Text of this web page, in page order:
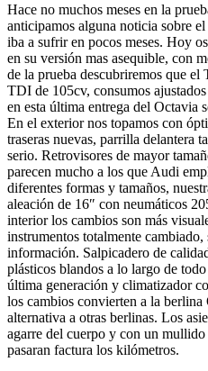
Hace no muchos meses en la
anticipamos alguna noticia sobre
iba a sufrir en pocos meses. Hoy
en su versión mas asequible, con
de la prueba descubriremos que el
TDI de 105cv, consumos
en esta última entrega del Octavia
En el exterior nos topamos con
traseras nuevas, parrilla delantera
serio. Retrovisores de mayor
parecen mucho a los que Audi
diferentes formas y tamaños,
aleación de 16″ con neumáticos
interior los cambios son más
instrumentos totalmente
información. Salpicadero de
plásticos blandos a lo largo de
última generación y climatizador
los cambios convierten a la berlina
alternativa a otras berlinas. Los
agarre del cuerpo y con un
pasaran factura los kilómetros.